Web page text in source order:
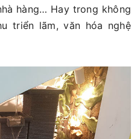
hàng… Hay trong không
triển lãm, văn hóa nghệ